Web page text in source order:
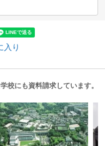
入り
校にも資料請求しています。